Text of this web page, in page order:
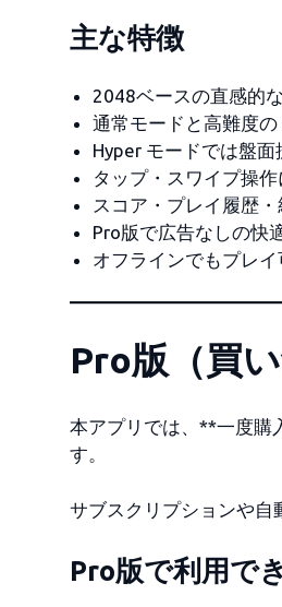
主な特徴
2048ベースの直感的
通常モードと高難度の
Hyper モードでは盤
タップ・スワイプ操
スコア・プレイ履歴
Pro版で広告なしの快
オフラインでもプレイ
Pro版（買
本アプリでは、**一度購
す。
サブスクリプションや自
Pro版で利用で